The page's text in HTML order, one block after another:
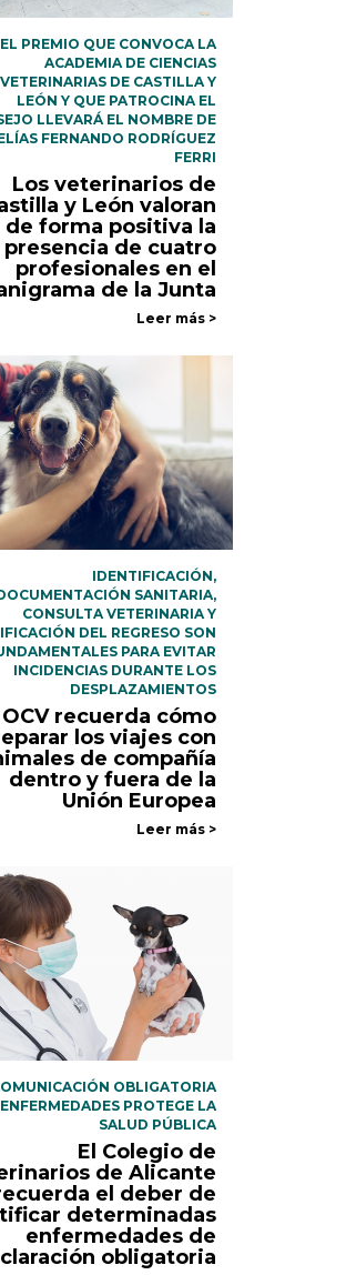
EL PREMIO QUE CONVOCA LA
ACADEMIA DE CIENCIAS
VETERINARIAS DE CASTILLA Y
LEÓN Y QUE PATROCINA EL
LLEVARÁ EL NOMBRE DE
FERNANDO RODRÍGUEZ
FERRI
Los veterinarios de
y León valoran
de forma positiva la
presencia de cuatro
profesionales en el
de la Junta
Leer más >
IDENTIFICACIÓN,
SANITARIA,
CONSULTA VETERINARIA Y
DEL REGRESO SON
PARA EVITAR
INCIDENCIAS DURANTE LOS
DESPLAZAMIENTOS
OCV recuerda cómo
los viajes con
de compañía
dentro y fuera de la
Unión Europea
Leer más >
OBLIGATORIA
PROTEGE LA
SALUD PÚBLICA
El Colegio de
de Alicante
el deber de
determinadas
enfermedades de
obligatoria